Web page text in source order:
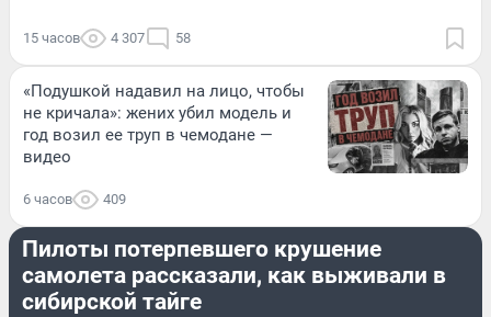
15 часов 4 307 58
«Подушкой надавил на лицо, чтобы
не кричала»: жених убил модель и
год возил ее труп в чемодане —
видео
6 часов 409
ПРОИСШЕСТВИЯ
Пилоты потерпевшего крушение
самолета рассказали, как выживали в
сибирской тайге